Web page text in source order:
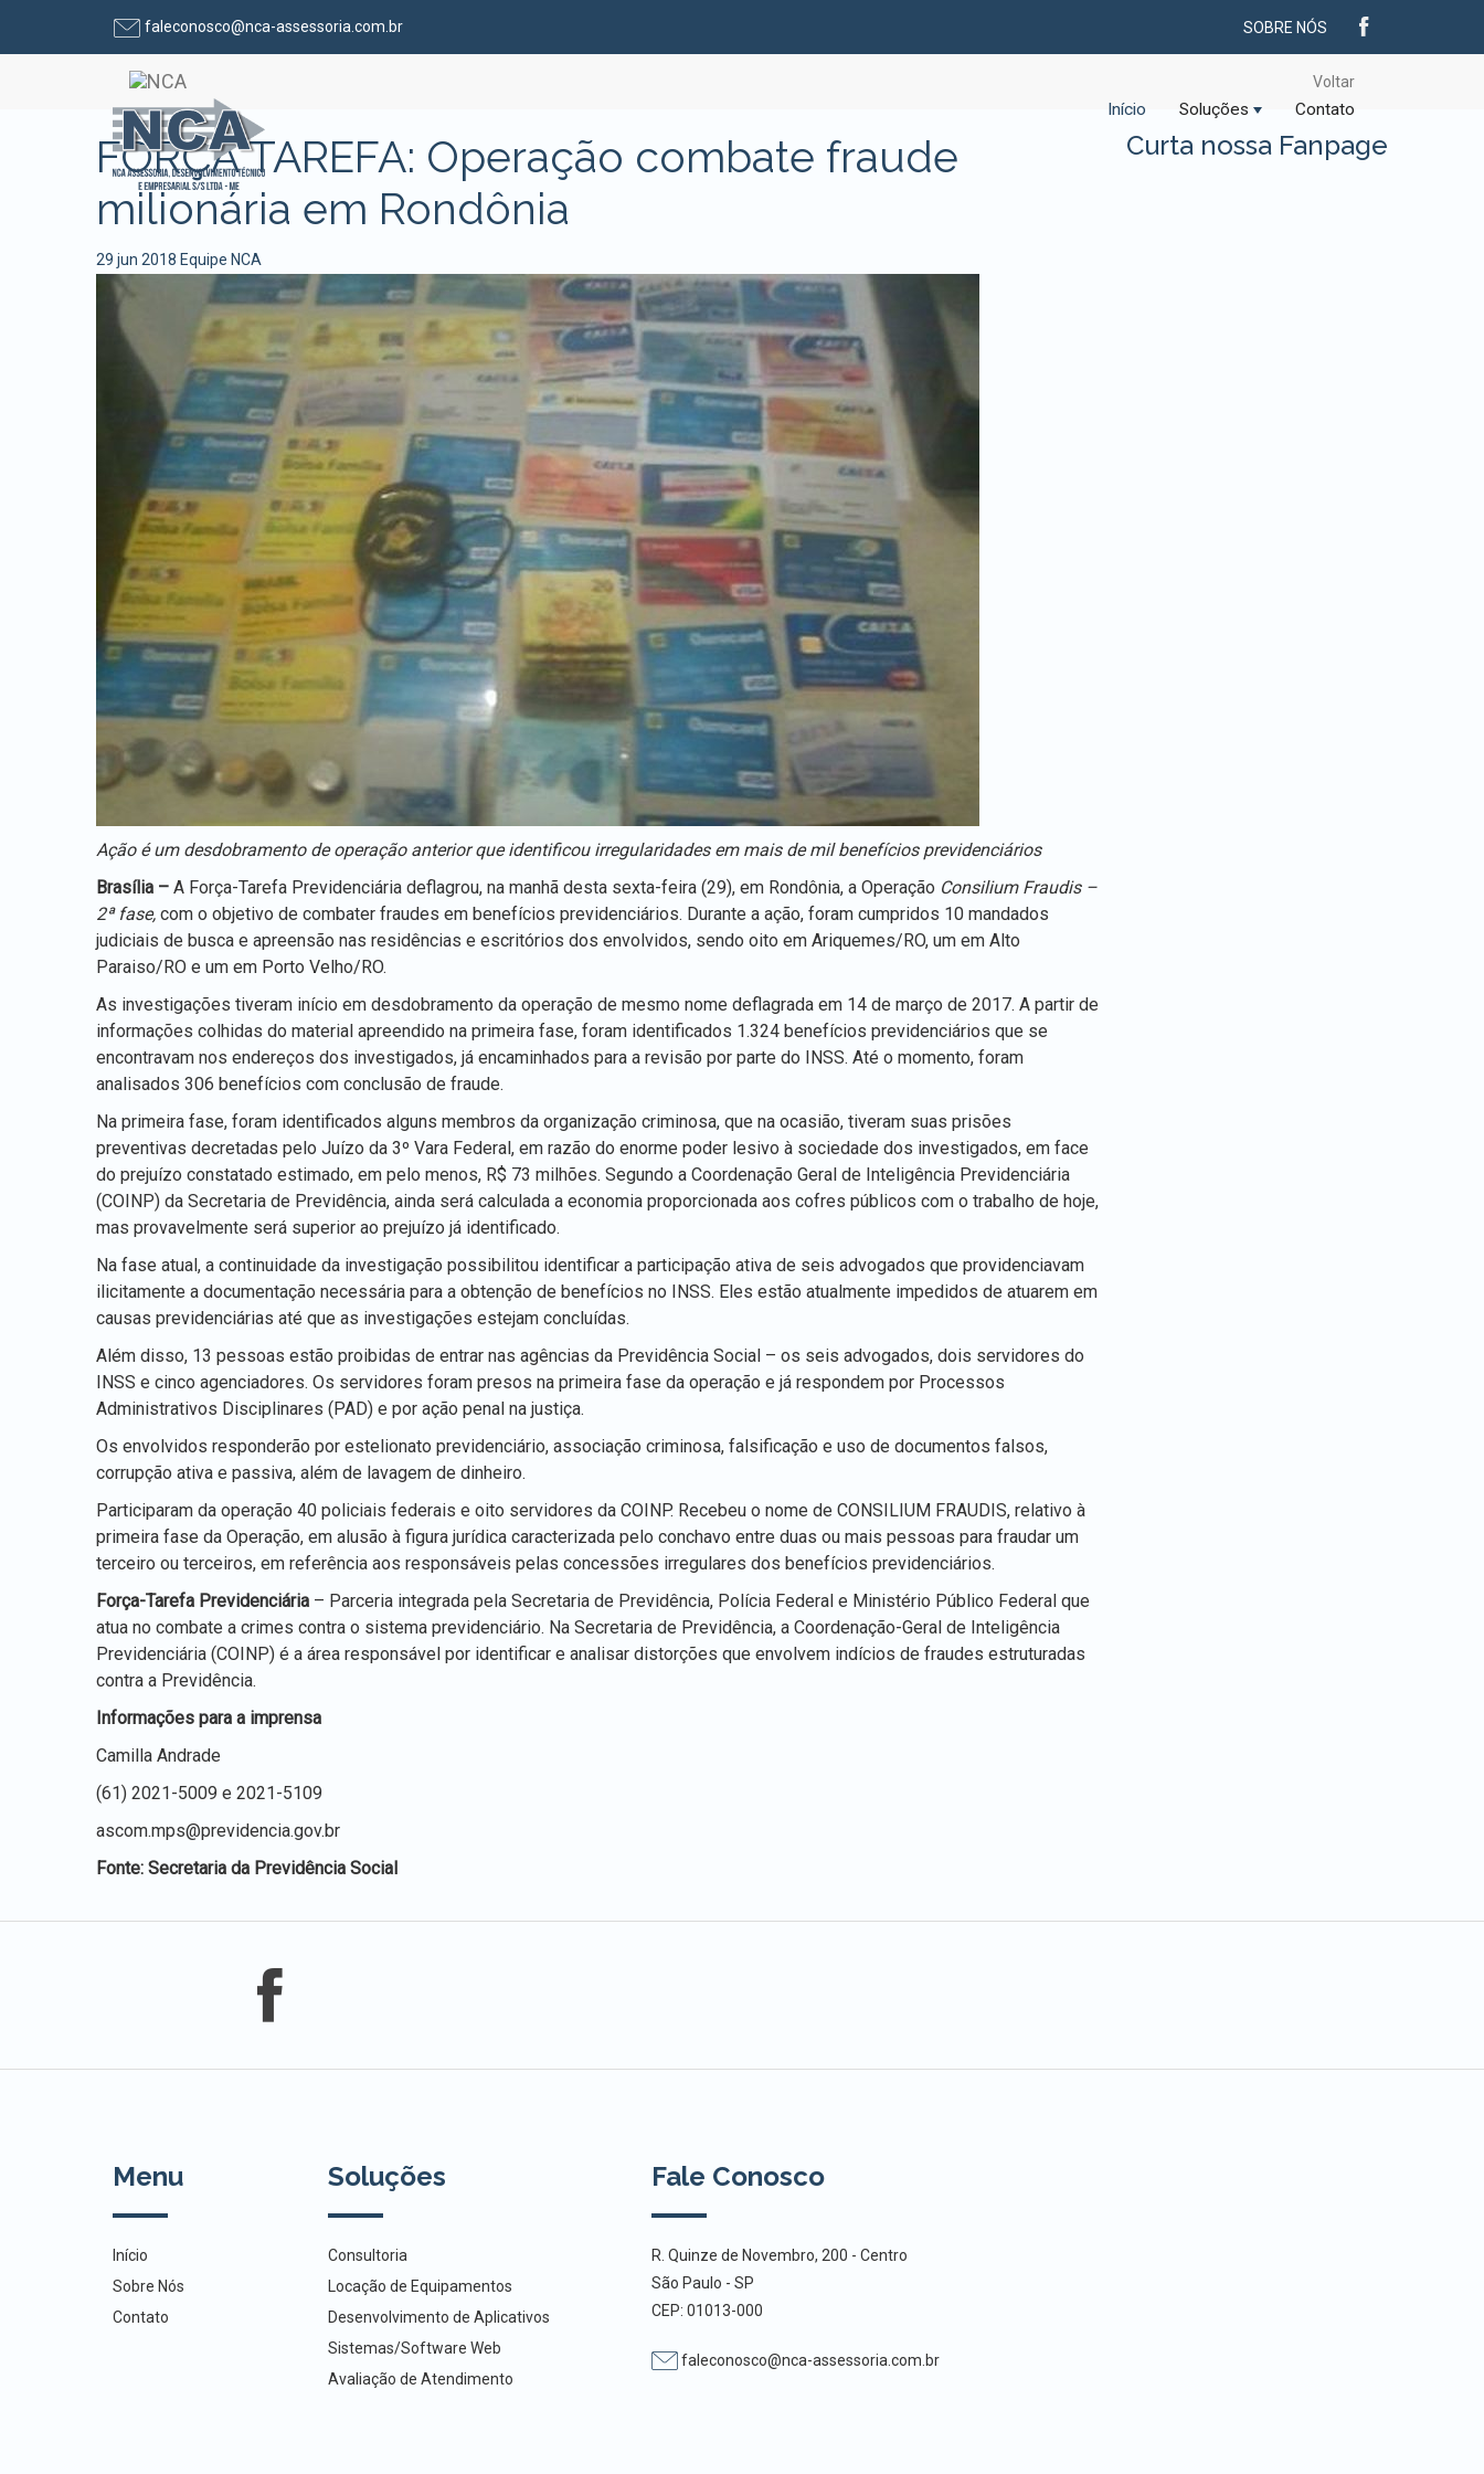
Pular para o conteúdofaleconosco@nca-assessoria.com.br SOBRE NÓS
Início Soluções Contato
Voltar
Curta nossa Fanpage
FORÇA TAREFA: Operação combate fraude
milionária em Rondônia
29 jun 2018 Equipe NCA
Ação é um desdobramento de operação anterior que identificou irregularidades em mais de mil benefícios previdenciários
Brasília – A Força-Tarefa Previdenciária deflagrou, na manhã desta sexta-feira (29), em Rondônia, a Operação Consilium Fraudis –
2ª fase, com o objetivo de combater fraudes em benefícios previdenciários. Durante a ação, foram cumpridos 10 mandados
judiciais de busca e apreensão nas residências e escritórios dos envolvidos, sendo oito em Ariquemes/RO, um em Alto
Paraiso/RO e um em Porto Velho/RO.
As investigações tiveram início em desdobramento da operação de mesmo nome deflagrada em 14 de março de 2017. A partir de
informações colhidas do material apreendido na primeira fase, foram identificados 1.324 benefícios previdenciários que se
encontravam nos endereços dos investigados, já encaminhados para a revisão por parte do INSS. Até o momento, foram
analisados 306 benefícios com conclusão de fraude.
Na primeira fase, foram identificados alguns membros da organização criminosa, que na ocasião, tiveram suas prisões
preventivas decretadas pelo Juízo da 3º Vara Federal, em razão do enorme poder lesivo à sociedade dos investigados, em face
do prejuízo constatado estimado, em pelo menos, R$ 73 milhões. Segundo a Coordenação Geral de Inteligência Previdenciária
(COINP) da Secretaria de Previdência, ainda será calculada a economia proporcionada aos cofres públicos com o trabalho de hoje,
mas provavelmente será superior ao prejuízo já identificado.
Na fase atual, a continuidade da investigação possibilitou identificar a participação ativa de seis advogados que providenciavam
ilicitamente a documentação necessária para a obtenção de benefícios no INSS. Eles estão atualmente impedidos de atuarem em
causas previdenciárias até que as investigações estejam concluídas.
Além disso, 13 pessoas estão proibidas de entrar nas agências da Previdência Social – os seis advogados, dois servidores do
INSS e cinco agenciadores. Os servidores foram presos na primeira fase da operação e já respondem por Processos
Administrativos Disciplinares (PAD) e por ação penal na justiça.
Os envolvidos responderão por estelionato previdenciário, associação criminosa, falsificação e uso de documentos falsos,
corrupção ativa e passiva, além de lavagem de dinheiro.
Participaram da operação 40 policiais federais e oito servidores da COINP. Recebeu o nome de CONSILIUM FRAUDIS, relativo à
primeira fase da Operação, em alusão à figura jurídica caracterizada pelo conchavo entre duas ou mais pessoas para fraudar um
terceiro ou terceiros, em referência aos responsáveis pelas concessões irregulares dos benefícios previdenciários.
Força-Tarefa Previdenciária – Parceria integrada pela Secretaria de Previdência, Polícia Federal e Ministério Público Federal que
atua no combate a crimes contra o sistema previdenciário. Na Secretaria de Previdência, a Coordenação-Geral de Inteligência
Previdenciária (COINP) é a área responsável por identificar e analisar distorções que envolvem indícios de fraudes estruturadas
contra a Previdência.
Informações para a imprensa
Camilla Andrade
(61) 2021-5009 e 2021-5109
ascom.mps@previdencia.gov.br
Fonte: Secretaria da Previdência Social
Menu
Início
Sobre Nós
Contato
Soluções
Consultoria
Locação de Equipamentos
Desenvolvimento de Aplicativos
Sistemas/Software Web
Avaliação de Atendimento
Fale Conosco
R. Quinze de Novembro, 200 - Centro
São Paulo - SP
CEP: 01013-000
faleconosco@nca-assessoria.com.br